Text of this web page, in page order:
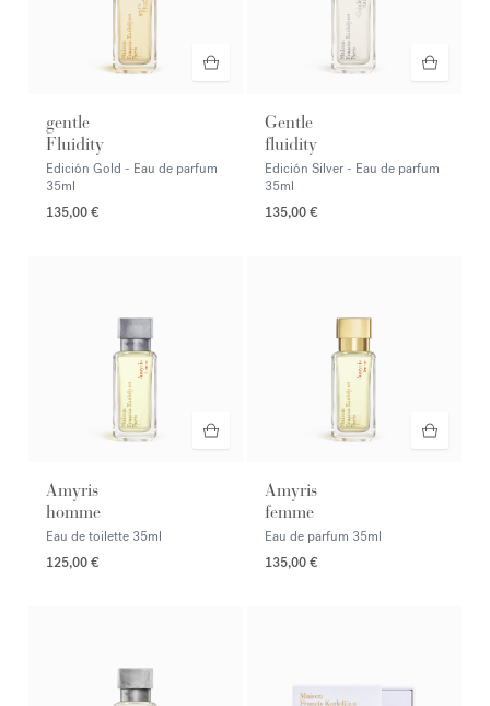
gentle
Fluidity
Edición Gold - Eau de parfum
35ml
135,00 €
Gentle
fluidity
Edición Silver - Eau de parfum
35ml
135,00 €
Amyris
homme
Eau de toilette 35ml
125,00 €
Amyris
femme
Eau de parfum 35ml
135,00 €